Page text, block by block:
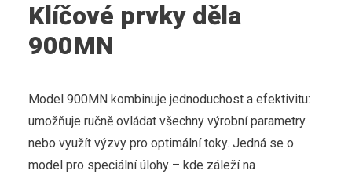
Klíčové prvky děla
900MN
Model 900MN kombinuje jednoduchost a efektivitu:
umožňuje ručně ovládat všechny výrobní parametry
nebo využít výzvy pro optimální toky. Jedná se o
model pro speciální úlohy – kde záleží na